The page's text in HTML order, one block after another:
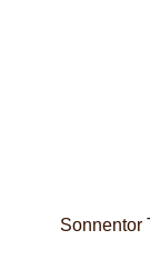
Sonnentor